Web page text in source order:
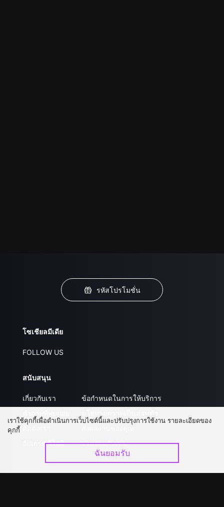
รหัสโปรโมชั่น
โซเชียลมีเดีย
FOLLOW US
สนับสนุน
เกี่ยวกับเรา
อัปเกรด วีไอพี
ข้อกำหนดในการให้บริการ
ร่วมงานกับเรา
เราใช้คุกกี้เพื่อดำเนินการเว็บไซต์นี้และปรับปรุงการใช้งาน รายละเอียดของ
คุกกี้
ฉันยอมรับ